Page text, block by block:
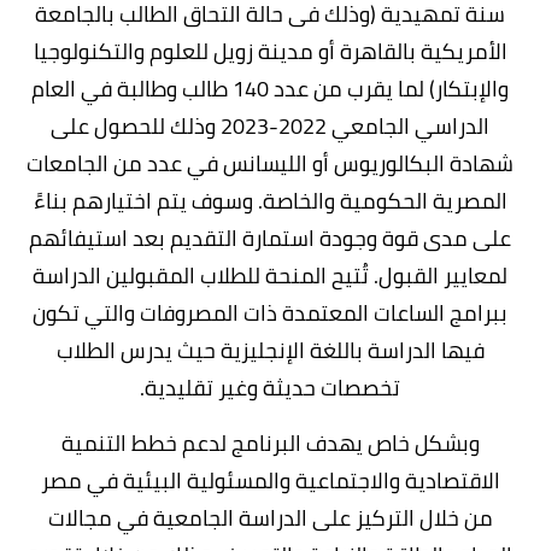
سنة تمهيدية (وذلك فى حالة التحاق الطالب بالجامعة
الأمريكية بالقاهرة أو مدينة زويل للعلوم والتكنولوجيا
والإبتكار) لما يقرب من عدد 140 طالب وطالبة في العام
الدراسي الجامعي 2022-2023 وذلك للحصول على
شهادة البكالوريوس أو الليسانس في عدد من الجامعات
المصرية الحكومية والخاصة. وسوف يتم اختيارهم بناءً
على مدى قوة وجودة استمارة التقديم بعد استيفائهم
لمعايير القبول. تُتيح المنحة للطلاب المقبولين الدراسة
ببرامج الساعات المعتمدة ذات المصروفات والتي تكون
فيها الدراسة باللغة الإنجليزية حيث يدرس الطلاب
تخصصات حديثة وغير تقليدية.
وبشكل خاص يهدف البرنامج لدعم خطط التنمية
الاقتصادية والاجتماعية والمسئولية البيئية في مصر
من خلال التركيز على الدراسة الجامعية في مجالات